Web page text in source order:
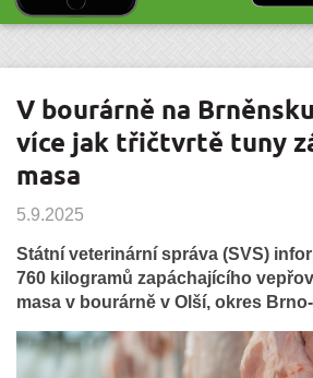
V bourárně na
více jak třičtvrtě tuny
masa
5.9.2025
Státní veterinární správa (SVS)
760 kilogramů zapáchajícího
masa v bourárně v Olší, okres